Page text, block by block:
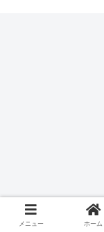
メニュー ホーム